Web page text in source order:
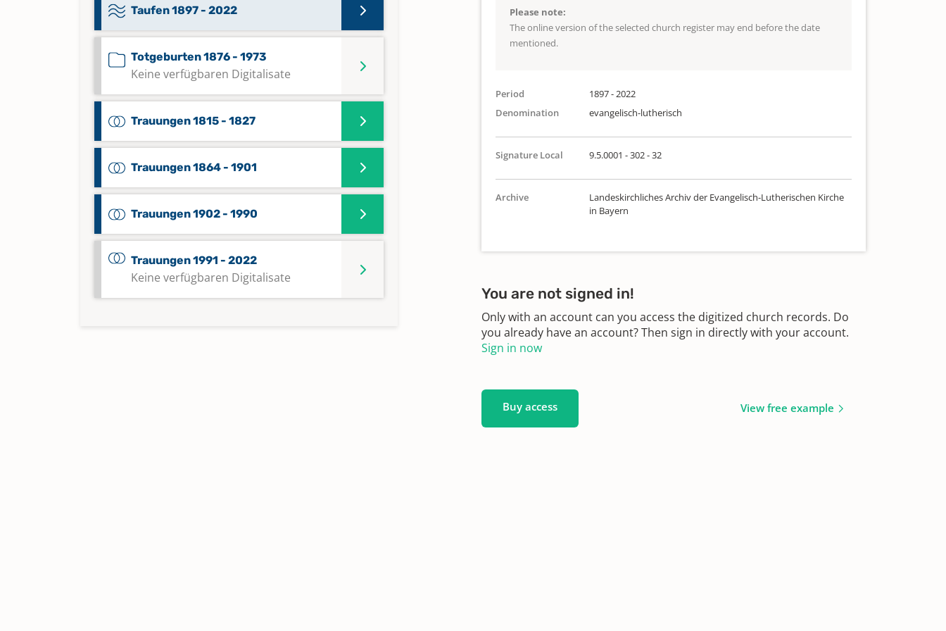
Taufen 1897 - 2022
Totgeburten 1876 - 1973
Keine verfügbaren Digitalisate
Trauungen 1815 - 1827
Trauungen 1864 - 1901
Trauungen 1902 - 1990
Trauungen 1991 - 2022
Keine verfügbaren Digitalisate
Please note:
The online version of the selected church register may end before the date
mentioned.
Period
1897 - 2022
Denomination
evangelisch-lutherisch
Signature Local 9.5.0001 - 302 - 32
Archive
Landeskirchliches Archiv der Evangelisch-Lutherischen Kirche
in Bayern
You are not signed in!
Only with an account can you access the digitized church records. Do
you already have an account? Then sign in directly with your account.
Sign in now
Buy access View free example